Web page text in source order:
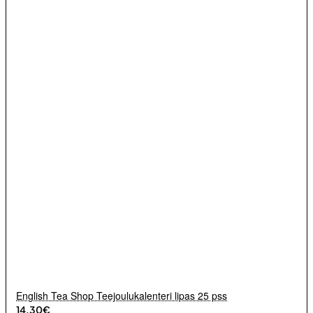
English Tea Shop Teejoulukalenteri lipas 25 pss
14.30€